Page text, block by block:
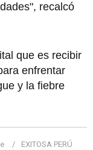
recalcó
que es recibir
enfrentar
y la fiebre
EXITOSA PERÚ